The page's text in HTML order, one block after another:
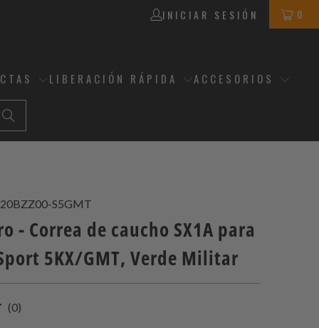
INICIAR SESIÓN 0
LIBERACIÓN RÁPIDA ACCESORIOS
S5GMT
- Correa de caucho SX1A para
5KX/GMT, Verde Militar
(0)